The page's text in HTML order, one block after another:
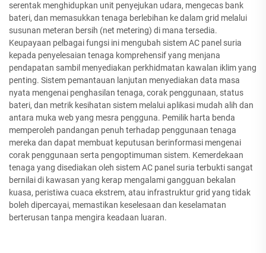
serentak menghidupkan unit penyejukan udara, mengecas bank
bateri, dan memasukkan tenaga berlebihan ke dalam grid melalui
susunan meteran bersih (net metering) di mana tersedia.
Keupayaan pelbagai fungsi ini mengubah sistem AC panel suria
kepada penyelesaian tenaga komprehensif yang menjana
pendapatan sambil menyediakan perkhidmatan kawalan iklim yang
penting. Sistem pemantauan lanjutan menyediakan data masa
nyata mengenai penghasilan tenaga, corak penggunaan, status
bateri, dan metrik kesihatan sistem melalui aplikasi mudah alih dan
antara muka web yang mesra pengguna. Pemilik harta benda
memperoleh pandangan penuh terhadap penggunaan tenaga
mereka dan dapat membuat keputusan berinformasi mengenai
corak penggunaan serta pengoptimuman sistem. Kemerdekaan
tenaga yang disediakan oleh sistem AC panel suria terbukti sangat
bernilai di kawasan yang kerap mengalami gangguan bekalan
kuasa, peristiwa cuaca ekstrem, atau infrastruktur grid yang tidak
boleh dipercayai, memastikan keselesaan dan keselamatan
berterusan tanpa mengira keadaan luaran.